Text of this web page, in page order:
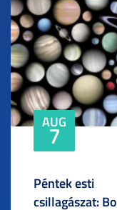
AUG
7
Péntek esti
csillagászat: